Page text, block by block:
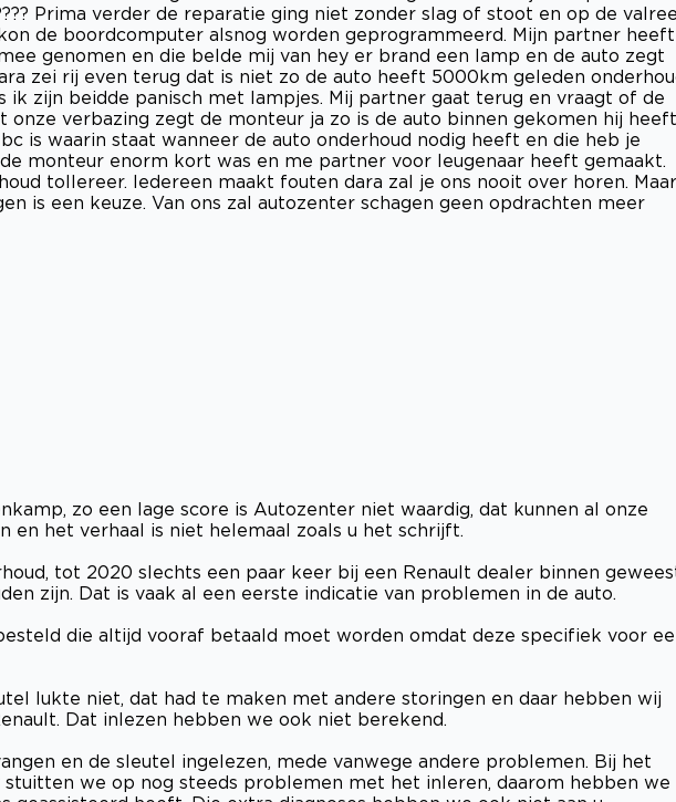
Prima verder de reparatie ging niet zonder slag of stoot en op de
de boordcomputer alsnog worden geprogrammeerd. Mijn partner heeft
genomen en die belde mij van hey er brand een lamp en de auto zegt
zei rij even terug dat is niet zo de auto heeft 5000km geleden
ik zijn beidde panisch met lampjes. Mij partner gaat terug en vraagt of de
onze verbazing zegt de monteur ja zo is de auto binnen gekomen hij heeft
is waarin staat wanneer de auto onderhoud nodig heeft en die heb je
monteur enorm kort was en me partner voor leugenaar heeft gemaakt.
tollereer. Iedereen maakt fouten dara zal je ons nooit over horen. Maar
is een keuze. Van ons zal autozenter schagen geen opdrachten meer
zo een lage score is Autozenter niet waardig, dat kunnen al onze
en het verhaal is niet helemaal zoals u het schrijft.
tot 2020 slechts een paar keer bij een Renault dealer binnen
zijn. Dat is vaak al een eerste indicatie van problemen in de auto.
die altijd vooraf betaald moet worden omdat deze specifiek voor
lukte niet, dat had te maken met andere storingen en daar hebben wij
Dat inlezen hebben we ook niet berekend.
en de sleutel ingelezen, mede vanwege andere problemen. Bij het
we op nog steeds problemen met het inleren, daarom hebben we